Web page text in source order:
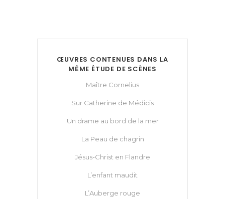
ŒUVRES CONTENUES DANS LA
MÊME ÉTUDE DE SCÈNES
Maître Cornelius
Sur Catherine de Médicis
Un drame au bord de la mer
La Peau de chagrin
Jésus-Christ en Flandre
L’enfant maudit
L’Auberge rouge